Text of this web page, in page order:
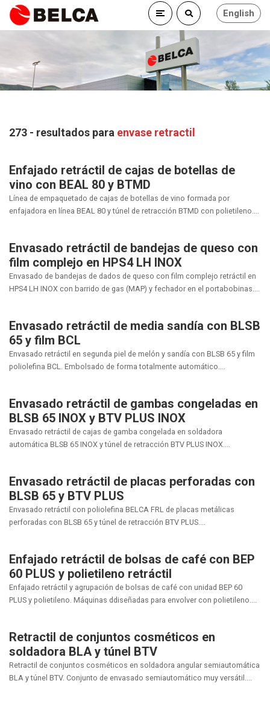
English
273 - resultados para envase retractil
Enfajado retráctil de cajas de botellas de
vino con BEAL 80 y BTMD
Línea de empaquetado de cajas de botellas de vino formada por
enfajadora en línea BEAL 80 y túnel de retracción BTMD con polietileno....
Envasado retráctil de bandejas de queso con
film complejo en HPS4 LH INOX
Envasado de bandejas de dados de queso con film complejo retráctil en
HPS4 LH INOX con barrido de gas (MAP) y fechador en el portabobinas....
Envasado retráctil de media sandía con BLSB
65 y film BCL
Envasado retráctil en segunda piel de melón y sandía con BLSB 65 y film
poliolefina BCL. Embolsado de forma totalmente automático....
Envasado retráctil de gambas congeladas en
BLSB 65 INOX y BTV PLUS INOX
Envasado retráctil de cajas de gamba congelada en soldadora
automática BLSB 65 INOX y túnel de retracción BTV PLUS INOX....
Envasado retráctil de placas perforadas con
BLSB 65 y BTV PLUS
Envasado retráctil con poliolefina BELCA FRL de placas metálicas
perforadas con BLSB 65 y túnel de retracción BTV PLUS....
Enfajado retráctil de bolsas de café con BEP
60 PLUS y polietileno retráctil
Enfajado retráctil y agrupación de bolsas de café con unidad BEP 60
PLUS y polietileno. Máquinas ddiseñadas para envolver con polietileno....
Retractil de conjuntos cosméticos en
soldadora BLA y túnel BTV
Retractil de conjuntos cosméticos en soldadora angular semiautomática
BLA y túnel BTV. Conjunto de envasado semiautomático muy versátil....